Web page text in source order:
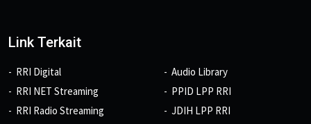
Link Terkait
RRI Digital
RRI NET Streaming
RRI Radio Streaming
Audio Library
PPID LPP RRI
JDIH LPP RRI